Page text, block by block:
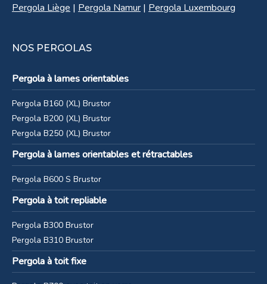
Pergola B200XL noire à Ciney
Pergola Liège | Pergola Namur | Pergola Luxembourg
NOS PERGOLAS
Pergola à lames orientables
Pergola B160 (XL) Brustor
Pergola B200 (XL) Brustor
Pergola B250 (XL) Brustor
Pergola à lames orientables et rétractables
Pergola B600 S Brustor
Pergola à toit repliable
Pergola B300 Brustor
Pergola B310 Brustor
Pergola à toit fixe